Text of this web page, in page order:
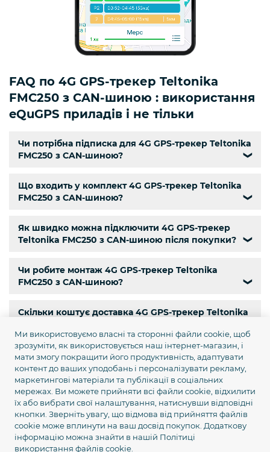
FAQ по 4G GPS-трекер Teltonika
FMC250 з CAN-шиною : використання
eQuGPS приладів і не тільки
Чи потрібна підписка для 4G GPS-трекер Teltonika
FMC250 з CAN-шиною?
❯
Що входить у комплект 4G GPS-трекер Teltonika
FMC250 з CAN-шиною?
❯
Як швидко можна підключити 4G GPS-трекер
Teltonika FMC250 з CAN-шиною після покупки?
❯
Чи робите монтаж 4G GPS-трекер Teltonika
FMC250 з CAN-шиною?
❯
Скільки коштує доставка 4G GPS-трекер Teltonika
Чи є самовивіз 4G GPS-трекер Teltonika FMC250 з
CAN-шиною?
❯
Чи є кур’єрська доставка 4G GPS-трекер Teltonika
FMC250 з CAN-шиною по Києву?
❯
Яка гарантія на 4G GPS-трекер Teltonika FMC250 з
Ми використовуємо власні та сторонні файли cookie, щоб
зрозуміти, як використовується наш інтернет-магазин, і
мати змогу покращити його продуктивність, адаптувати
контент до ваших уподобань і персоналізувати рекламу,
маркетингові матеріали та публікації в соціальних
мережах. Ви можете прийняти всі файли cookie, відхилити
їх або вибрати свої налаштування, натиснувши відповідні
кнопки. Зверніть увагу, що відмова від прийняття файлів
cookie може вплинути на ваш досвід покупок. Додаткову
інформацію можна знайти в нашій Політиці
використання файлів cookie.